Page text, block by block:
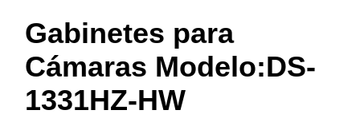
Gabinetes para
Cámaras Modelo:DS-
1331HZ-HW